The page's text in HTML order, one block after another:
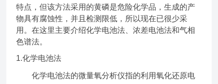
特点，但该方法采用的黄磷是危险化学品，生成的产
物具有腐蚀性，并且检测限低，所以现在已很少采
用。在这里主要介绍化学电池法、浓差电池法和气相
色谱法。
1.化学电池法
化学电池法的微量氧分析仪指的利用氧化还原电